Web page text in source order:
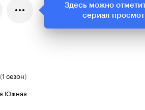
(1 сезон)
Южная
Здесь можно
сериал